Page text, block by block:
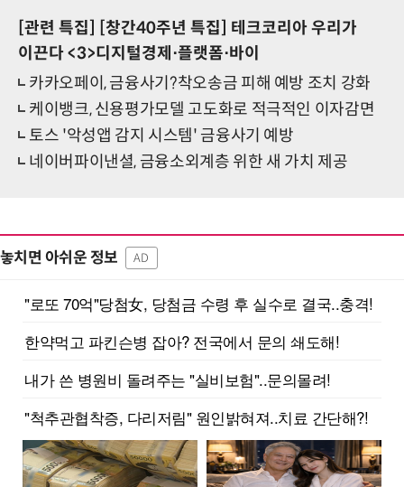
[관련 특집]
[창간40주년 특집] 테크코리아 우리가
이끈다 <3>디지털경제⋅플랫폼⋅바이
카카오페이, 금융사기?착오송금 피해 예방 조치 강화
케이뱅크, 신용평가모델 고도화로 적극적인 이자감면
토스 '악성앱 감지 시스템' 금융사기 예방
네이버파이낸셜, 금융소외계층 위한 새 가치 제공
놓치면 아쉬운 정보 AD